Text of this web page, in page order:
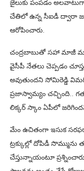
జైలుకు పంపడం
చేతిలో ఉన్న సీఐడీ ద్వారా
ఆరోపించారు.
చంద్రబాబుతో సహా మాజీ
వైసీపీ నేతలు చెప్పడం
అవుతుందని సోమిరెడ్డి
ప్రజాస్వామ్యం చచ్చింది..
లిక్కర్ స్కాం ఏపీలో
మేం ఉచితంగా ఇసుక
ట్రక్కుల్లో దోపిడీ సొమ్మును
చేస్తున్నాయంటూ